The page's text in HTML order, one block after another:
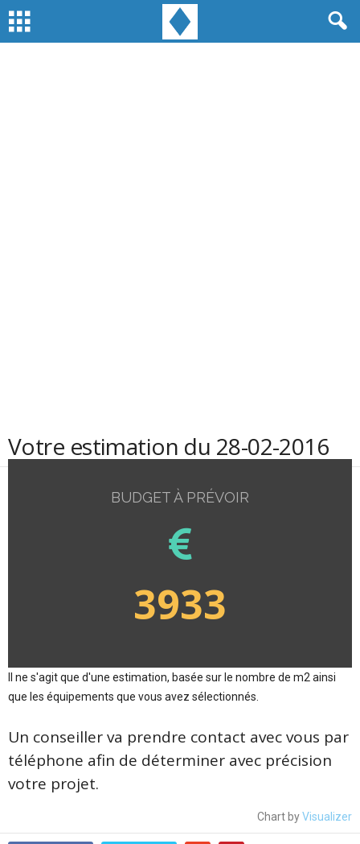
Votre estimation du 28-02-2016
BUDGET À PRÉVOIR
3933
Il ne s'agit que d'une estimation, basée sur le nombre de m2 ainsi
que les équipements que vous avez sélectionnés.
Un conseiller va prendre contact avec vous par
téléphone afin de déterminer avec précision
votre projet.
Chart byVisualizer